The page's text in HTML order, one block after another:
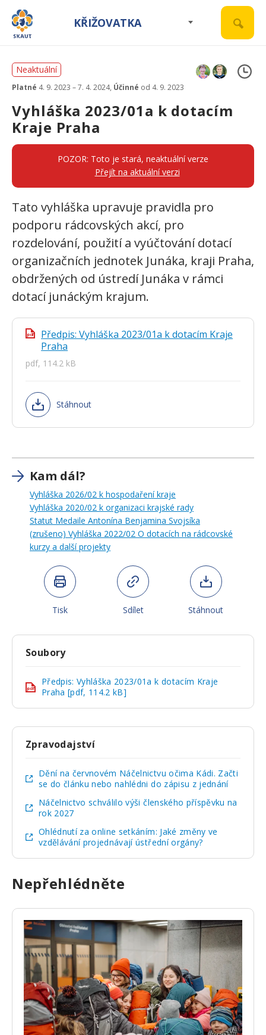
KŘIŽOVATKA
Neaktuální
Platné 4. 9. 2023 – 7. 4. 2024, Účinné od 4. 9. 2023
Vyhláška 2023/01a k dotacím
Kraje Praha
POZOR: Toto je stará, neaktuální verze
Přejít na aktuální verzi
Tato vyhláška upravuje pravidla pro
podporu rádcovských akcí, pro
rozdelování, použití a vyúčtování dotací
organizačních jednotek Junáka, kraji Praha,
obdržených od ústredí Junáka v rámci
dotací junáckým krajum.
pdf
Předpis: Vyhláška 2023/01a k dotacím Kraje
Praha
pdf, 114.2 kB
Stáhnout
Kam dál?
Vyhláška 2026/02 k hospodaření kraje
Vyhláška 2020/02 k organizaci krajské rady
Statut Medaile Antonína Benjamina Svojsíka
(zrušeno) Vyhláška 2022/02 O dotacích na rádcovské
kurzy a další projekty
Tisk Sdílet Stáhnout
Soubory
pdf
Předpis: Vyhláška 2023/01a k dotacím Kraje
Praha [pdf, 114.2 kB]
Zpravodajství
Dění na červnovém Náčelnictvu očima Kádi. Začti
se do článku nebo nahlédni do zápisu z jednání
Náčelnictvo schválilo výši členského příspěvku na
rok 2027
Ohlédnutí za online setkáním: Jaké změny ve
vzdělávání projednávají ústřední orgány?
Nepřehlédněte